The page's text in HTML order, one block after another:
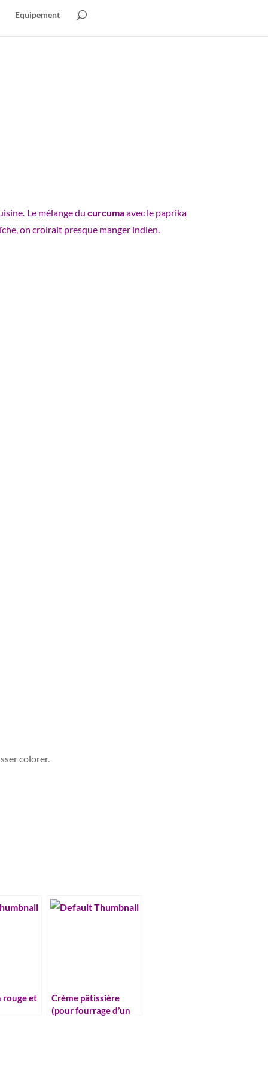
Equipement
Le mélange du curcumaavec le paprika
on croirait presque manger indien.
colorer.
rouge et
Crème pâtissière
(pour fourrage d’un